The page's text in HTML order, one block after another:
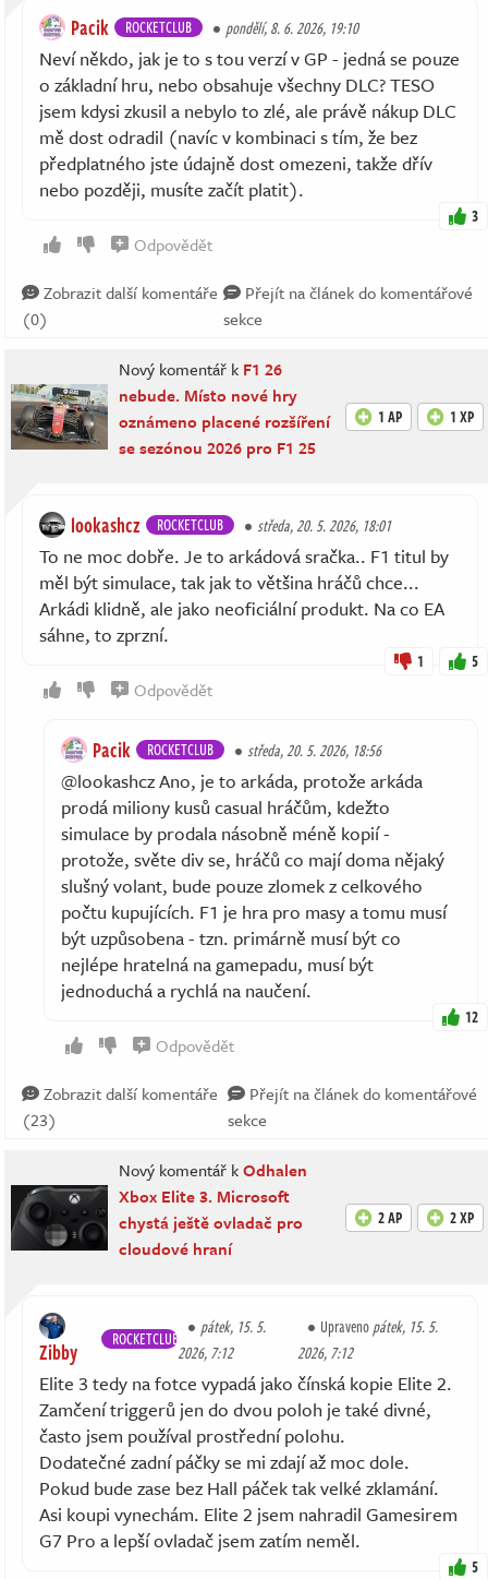
Pacik ROCKETCLUB pondělí, 8. 6. 2026, 19:10
Neví někdo, jak je to s tou verzí v GP - jedná se pouze
o základní hru, nebo obsahuje všechny DLC? TESO
jsem kdysi zkusil a nebylo to zlé, ale právě nákup DLC
mě dost odradil (navíc v kombinaci s tím, že bez
předplatného jste údajně dost omezeni, takže dřív
nebo později, musíte začít platit).
3
Odpovědět
Zobrazit další komentáře
(0)
Přejít na článek do komentářové
sekce
Nový komentář k F1 26
nebude. Místo nové hry
oznámeno placené rozšíření
se sezónou 2026 pro F1 25
1 AP 1 XP
lookashcz ROCKETCLUB středa, 20. 5. 2026, 18:01
To ne moc dobře. Je to arkádová sračka.. F1 titul by
měl být simulace, tak jak to většina hráčů chce...
Arkádi klidně, ale jako neoficiální produkt. Na co EA
sáhne, to zprzní.
1 5
Odpovědět
Pacik ROCKETCLUB středa, 20. 5. 2026, 18:56
@lookashcz Ano, je to arkáda, protože arkáda
prodá miliony kusů casual hráčům, kdežto
simulace by prodala násobně méně kopií -
protože, světe div se, hráčů co mají doma nějaký
slušný volant, bude pouze zlomek z celkového
počtu kupujících. F1 je hra pro masy a tomu musí
být uzpůsobena - tzn. primárně musí být co
nejlépe hratelná na gamepadu, musí být
jednoduchá a rychlá na naučení.
12
Odpovědět
Zobrazit další komentáře
(23)
Přejít na článek do komentářové
sekce
Nový komentář kOdhalen
Xbox Elite 3. Microsoft
chystá ještě ovladač pro
cloudové hraní
2 AP 2 XP
Zibby ROCKETCLUB
pátek, 15. 5.
2026, 7:12
Upravenopátek, 15. 5.
2026, 7:12
Elite 3 tedy na fotce vypadá jako čínská kopie Elite 2.
Zamčení triggerů jen do dvou poloh je také divné,
často jsem používal prostřední polohu.
Dodatečné zadní páčky se mi zdají až moc dole.
Pokud bude zase bez Hall páček tak velké zklamání.
Asi koupi vynechám. Elite 2 jsem nahradil Gamesirem
G7 Pro a lepší ovladač jsem zatím neměl.
5